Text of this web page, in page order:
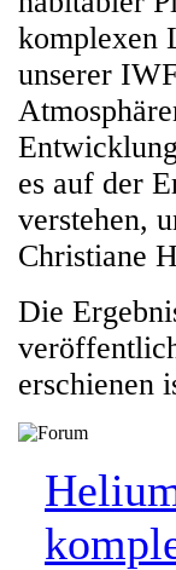
komplexen
unserer
es auf der
verstehen,
Christiane
Die
erschienen